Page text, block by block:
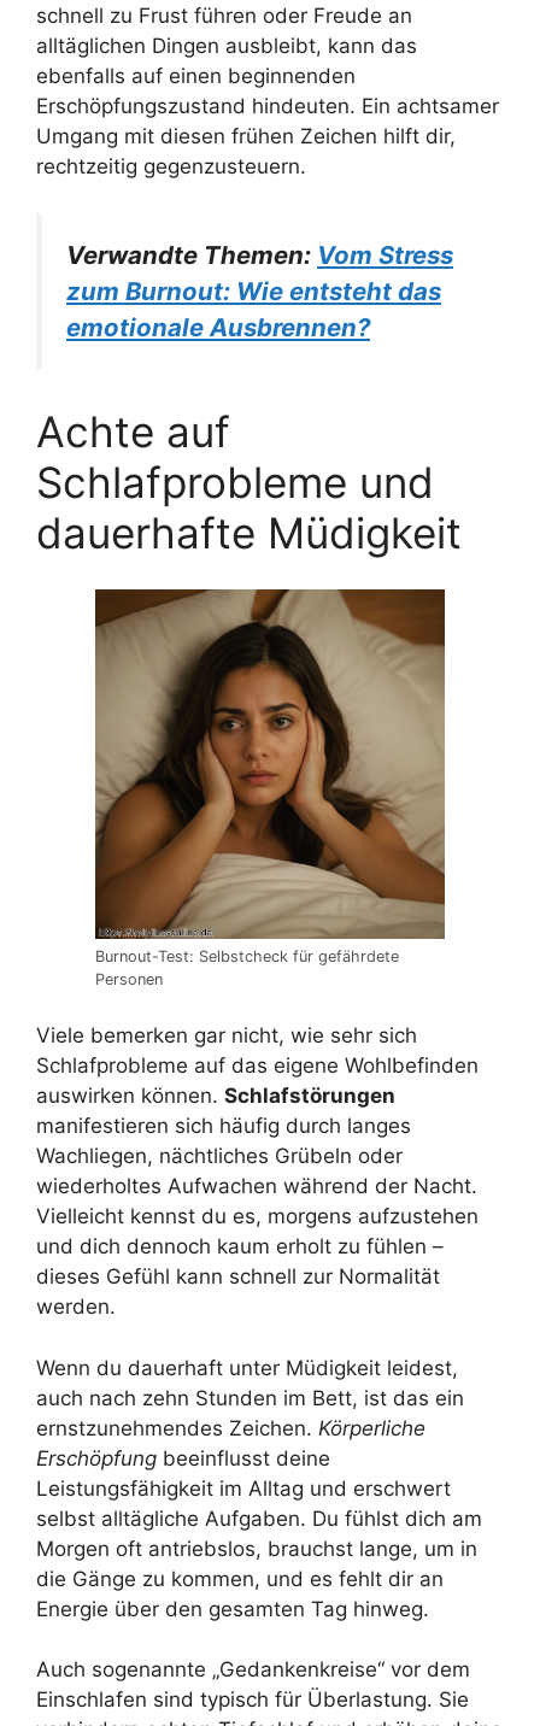
schnell zu Frust führen oder Freude an
alltäglichen Dingen ausbleibt, kann das
ebenfalls auf einen beginnenden
Erschöpfungszustand hindeuten. Ein achtsamer
Umgang mit diesen frühen Zeichen hilft dir,
rechtzeitig gegenzusteuern.
Verwandte Themen: Vom Stress
zum Burnout: Wie entsteht das
emotionale Ausbrennen?
Achte auf
Schlafprobleme und
dauerhafte Müdigkeit
Burnout-Test: Selbstcheck für gefährdete
Personen
Viele bemerken gar nicht, wie sehr sich
Schlafprobleme auf das eigene Wohlbefinden
auswirken können. Schlafstörungen
manifestieren sich häufig durch langes
Wachliegen, nächtliches Grübeln oder
wiederholtes Aufwachen während der Nacht.
Vielleicht kennst du es, morgens aufzustehen
und dich dennoch kaum erholt zu fühlen –
dieses Gefühl kann schnell zur Normalität
werden.
Wenn du dauerhaft unter Müdigkeit leidest,
auch nach zehn Stunden im Bett, ist das ein
ernstzunehmendes Zeichen. Körperliche
Erschöpfung beeinflusst deine
Leistungsfähigkeit im Alltag und erschwert
selbst alltägliche Aufgaben. Du fühlst dich am
Morgen oft antriebslos, brauchst lange, um in
die Gänge zu kommen, und es fehlt dir an
Energie über den gesamten Tag hinweg.
Auch sogenannte „Gedankenkreise“ vor dem
Einschlafen sind typisch für Überlastung. Sie